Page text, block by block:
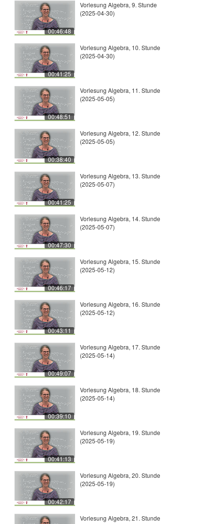
00:46:48
Vorlesung Algebra, 9. Stunde
(2025-04-30)
00:41:25
Vorlesung Algebra, 10. Stunde
(2025-04-30)
00:48:51
Vorlesung Algebra, 11. Stunde
(2025-05-05)
00:38:40
Vorlesung Algebra, 12. Stunde
(2025-05-05)
00:41:25
Vorlesung Algebra, 13. Stunde
(2025-05-07)
00:47:30
Vorlesung Algebra, 14. Stunde
(2025-05-07)
00:46:17
Vorlesung Algebra, 15. Stunde
(2025-05-12)
00:43:11
Vorlesung Algebra, 16. Stunde
(2025-05-12)
00:49:07
Vorlesung Algebra, 17. Stunde
(2025-05-14)
00:39:10
Vorlesung Algebra, 18. Stunde
(2025-05-14)
00:41:13
Vorlesung Algebra, 19. Stunde
(2025-05-19)
00:42:17
Vorlesung Algebra, 20. Stunde
(2025-05-19)
Vorlesung Algebra, 21. Stunde